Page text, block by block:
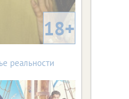
18+
реальности